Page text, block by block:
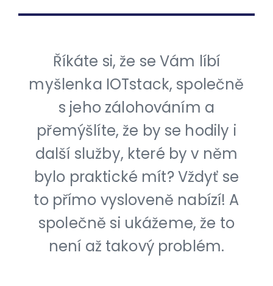
Říkáte si, že se Vám líbí
myšlenka IOTstack, společně
s jeho zálohováním a
přemýšlíte, že by se hodily i
další služby, které by v něm
bylo praktické mít? Vždyť se
to přímo vysloveně nabízí! A
společně si ukážeme, že to
není až takový problém.